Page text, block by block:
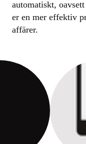
automatiskt,
er en mer effektiv
affärer.